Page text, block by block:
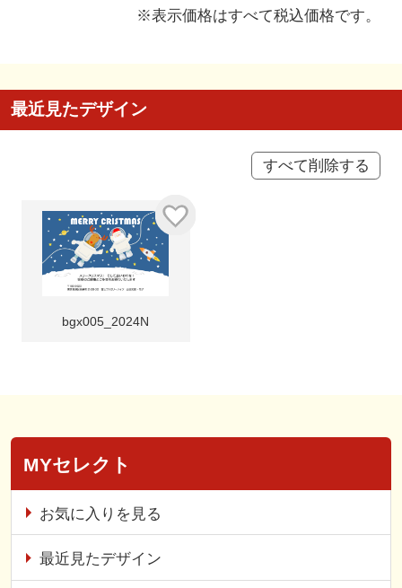
※表示価格はすべて税込価格です。
最近見たデザイン
すべて削除する
bgx005_2024N
MYセレクト
お気に入りを見る
最近見たデザイン